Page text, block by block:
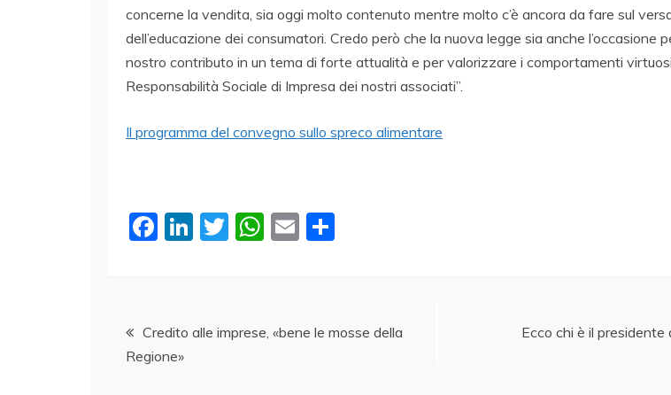
concerne la vendita, sia oggi molto contenuto mentre molto c’è ancora da fare sul
dell’educazione dei consumatori. Credo però che la nuova legge sia anche l’occasione
nostro contributo in un tema di forte attualità e per valorizzare i comportamenti
Responsabilità Sociale di Impresa dei nostri associati”.
Il programma del convegno sullo spreco alimentare
F
b
o
Li
dI
T
W
A
E
vi
Navigazione
articoli
Credito alle imprese, «bene le mosse della
Regione»
Ecco chi è il presidente